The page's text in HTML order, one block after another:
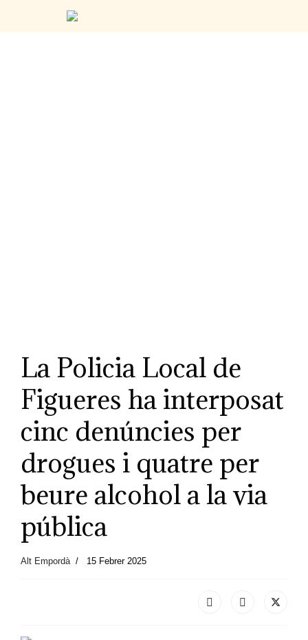
La Policia Local de
Figueres ha interposat
cinc denúncies per
drogues i quatre per
beure alcohol a la via
pública
Alt Empordà 15 Febrer 2025